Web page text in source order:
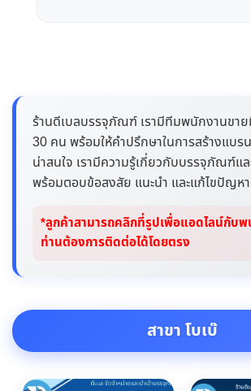
ร้านดีเบลบรรจุภัณฑ์ เรามีทีมพนักงานขา
30 คน พร้อมให้คำปรึกษาในการสร้างแบร
น่าสนใจ เรามีความรู้เกี่ยวกับบรรจุภัณฑ์แ
พร้อมตอบข้อสงสัย แนะนำ และแก้ไขปัญห
*ลูกค้าสามารถคลิกที่รูปเพื่อแอดไลน์กับ
ท่านต้องการติดต่อได้โดยตรง
สาขา โบเบ๊